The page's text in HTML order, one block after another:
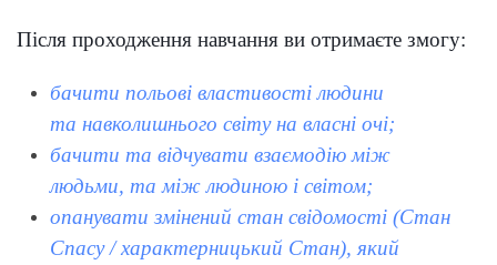
Після проходження навчання ви отримаєте змогу:
бачити польові властивості людини
та навколишнього світу на власні очі;
бачити та відчувати взаємодію між
людьми, та між людиною і світом;
опанувати змінений стан свідомості (Стан
Спасу / характерницький Стан), який